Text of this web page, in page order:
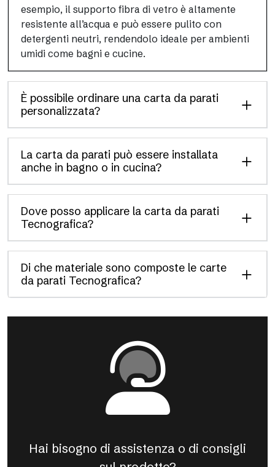
esempio, il supporto fibra di vetro è altamente
resistente all’acqua e può essere pulito con
detergenti neutri, rendendolo ideale per ambienti
umidi come bagni e cucine.
È possibile ordinare una carta da parati
personalizzata?
La carta da parati può essere installata
anche in bagno o in cucina?
Dove posso applicare la carta da parati
Tecnografica?
Di che materiale sono composte le carte
da parati Tecnografica?
Hai bisogno di assistenza o di consigli